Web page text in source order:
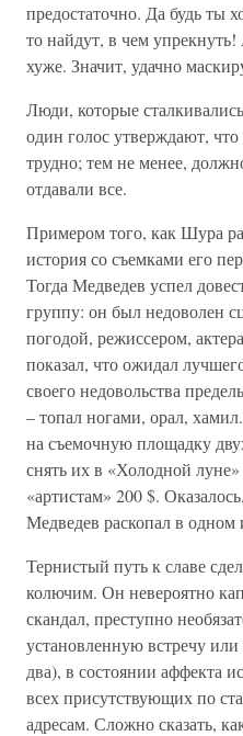
предостаточно. Да будь ты
то найдут, в чем
хуже. Значит, удачно
Люди, которые
один голос утверждают,
трудно; тем не менее,
отдавали все.
Примером того, как Шура
история со съемками его
Тогда Медведев успел
группу: он был недоволен
погодой, режиссером,
показал, что ожидал
своего недовольства
– топал ногами, орал,
на съемочную площадку
снять их в «Холодной
«артистам» 200 $.
Медведев раскопал в
Тернистый путь к славе
колючим. Он невероятно
скандал, преступно
установленную встречу или
два), в состоянии аффекта
всех присутствующих по
адресам. Сложно сказать,